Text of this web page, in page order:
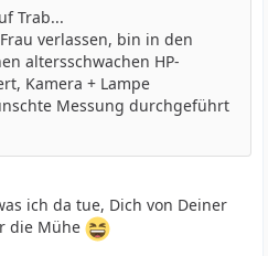
Trab...
verlassen, bin in den
altersschwachen HP-
Kamera + Lampe
Messung durchgeführt
ich da tue, Dich von Deiner
die Mühe